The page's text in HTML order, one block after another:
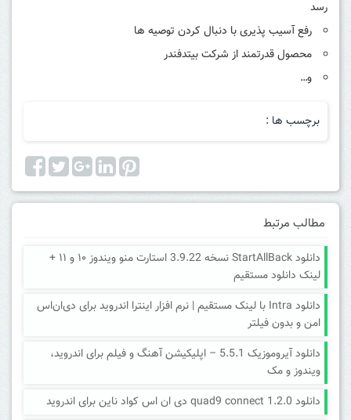
رسد
رفع آسیب پذیری با دنبال کردن توصیه ها
محصول قدرتمند از شرکت بیتدفندر
و…
برچسب ها :
مطالب مرتبط
دانلود StartAllBack نسخه 3.9.22 استارت منو ویندوز ۱۰ و ۱۱ +
لینک دانلود مستقیم
دانلود Intra با لینک مستقیم | نرم افزار اینترا اندروید برای دی‌ان‌اس
امن و بدون فیلتر
دانلود آیروموزیک 5.5.1 – اپلیکیشن آهنگ و فیلم برای اندروید،
ویندوز و مک
دانلود quad9 connect 1.2.0 دی ان اس کواد ناین برای اندروید